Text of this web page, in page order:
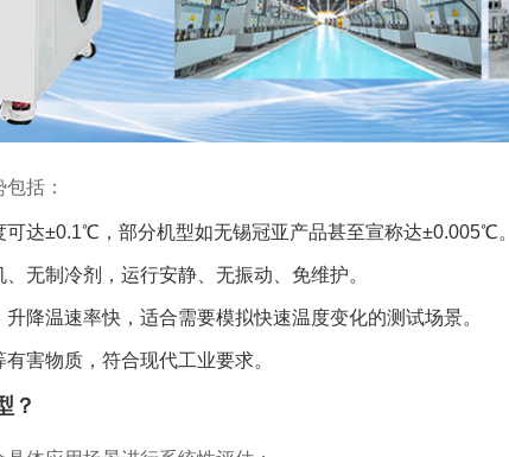
括：
可达±0.1℃，部分机型如无锡冠亚产品甚至宣称达±0.005℃。
无制冷剂，运行安静、无振动、免维护。
降温速率快，适合需要模拟快速温度变化的测试场景。
害物质，符合现代工业要求。
？